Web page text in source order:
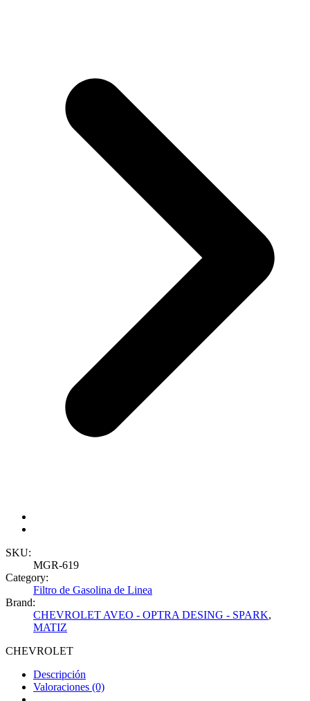
SKU:
MGR-619
Category:
Filtro de Gasolina de Linea
Brand:
CHEVROLET AVEO - OPTRA DESING - SPARK,
MATIZ
CHEVROLET
Descripción
Valoraciones (0)